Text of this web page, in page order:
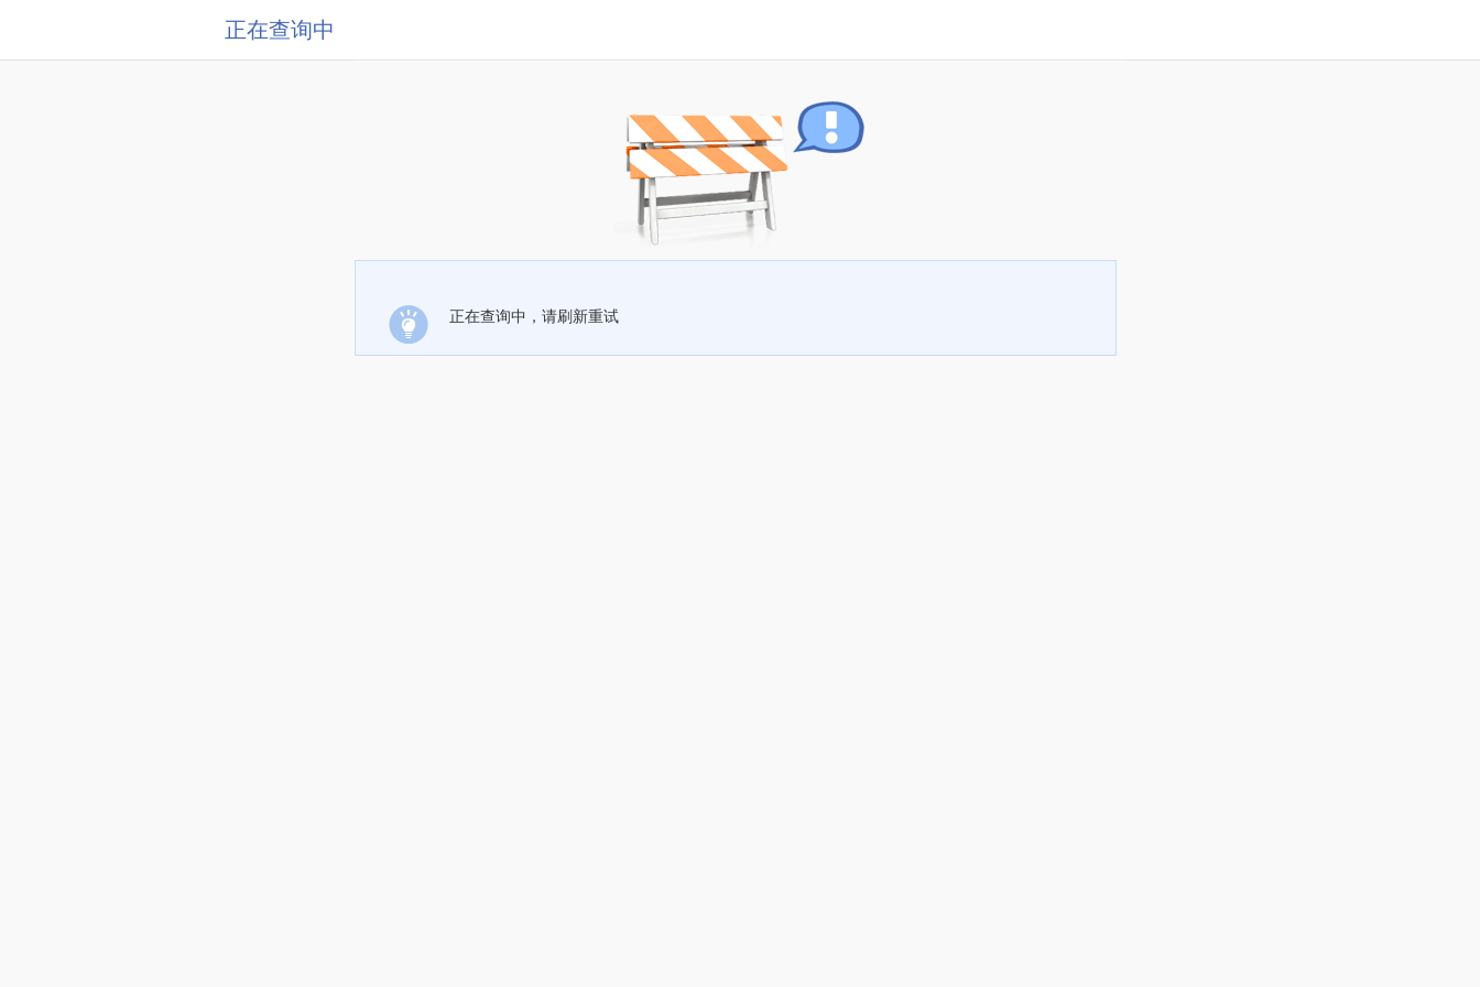
正在查询中
正在查询中，请刷新重试